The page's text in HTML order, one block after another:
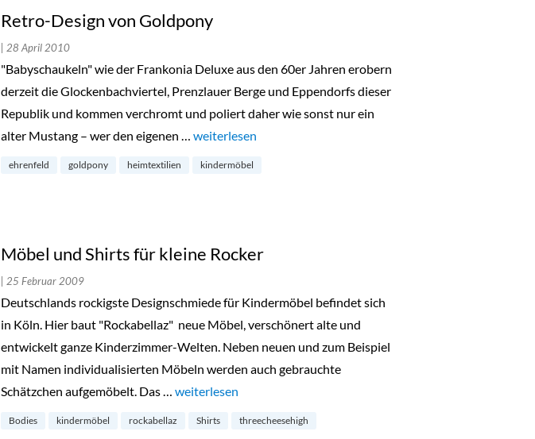
Retro-Design von Goldpony
| 28 April 2010
"Babyschaukeln" wie der Frankonia Deluxe aus den 60er Jahren erobern
derzeit die Glockenbachviertel, Prenzlauer Berge und Eppendorfs dieser
Republik und kommen verchromt und poliert daher wie sonst nur ein
alter Mustang – wer den eigenen … „Retro-Design von Goldpony“
weiterlesen
ehrenfeld goldpony heimtextilien kindermöbel
Möbel und Shirts für kleine Rocker
| 25 Februar 2009
Deutschlands rockigste Designschmiede für Kindermöbel befindet sich
in Köln. Hier baut "Rockabellaz" neue Möbel, verschönert alte und
entwickelt ganze Kinderzimmer-Welten. Neben neuen und zum Beispiel
mit Namen individualisierten Möbeln werden auch gebrauchte
Schätzchen aufgemöbelt. Das … „Möbel und Shirts für kleine Rocker“
weiterlesen
Bodies kindermöbel rockabellaz Shirts threecheesehigh